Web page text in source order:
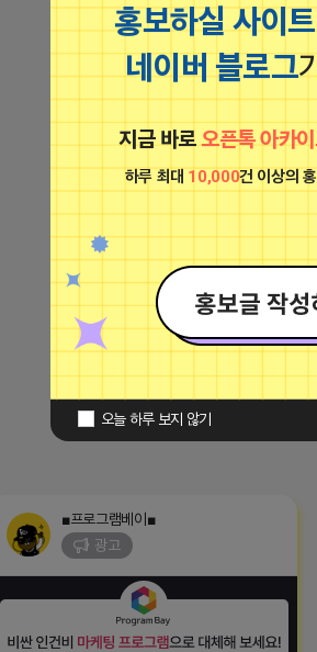
홍보하실 사이트
네이버 블로그
지금 바로오픈톡 아카
하루 최대10,000건 이상의
오늘 하루 보지 않기
■프로그램베이■
광고